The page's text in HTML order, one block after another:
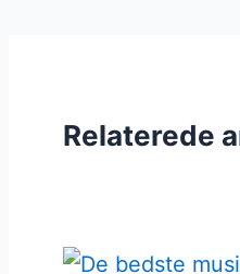
Relaterede